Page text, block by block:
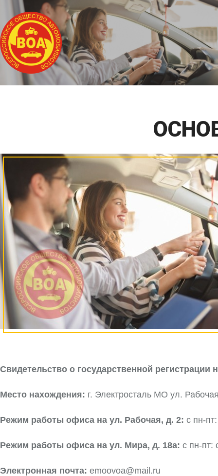
Свидетельство о государственной регистрации
Место нахождения: г. Электросталь МО ул.
Режим работы офиса на ул. Рабочая, д. 2: с пн-
Режим работы офиса на ул. Мира, д. 18а: с пн-пт:
Электронная почта: emoovoa@mail.ru